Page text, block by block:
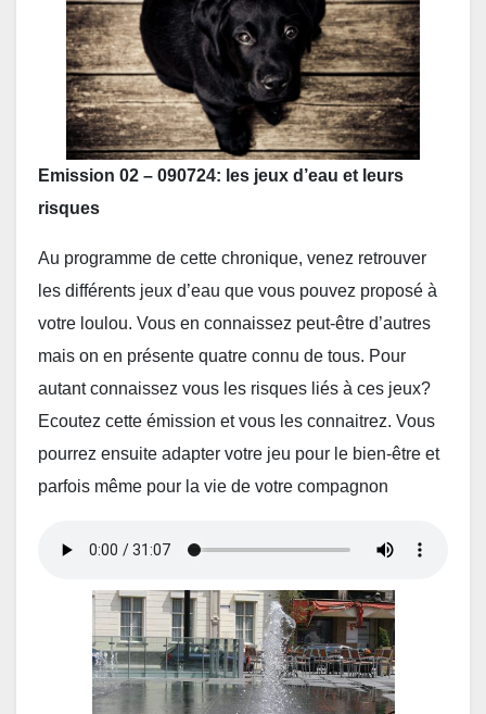
Emission 02 – 090724: les jeux d’eau et leurs
risques
Au programme de cette chronique, venez retrouver
les différents jeux d’eau que vous pouvez proposé à
votre loulou. Vous en connaissez peut-être d’autres
mais on en présente quatre connu de tous. Pour
autant connaissez vous les risques liés à ces jeux?
Ecoutez cette émission et vous les connaitrez. Vous
pourrez ensuite adapter votre jeu pour le bien-être et
parfois même pour la vie de votre compagnon